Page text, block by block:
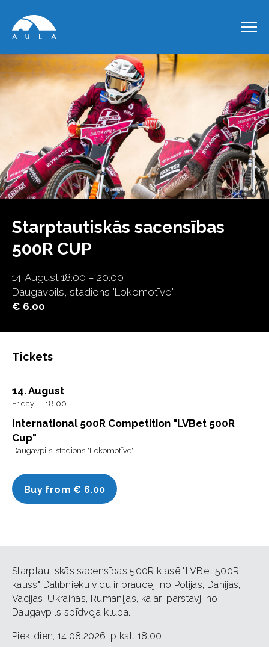
Starptautiskās sacensības
500R CUP
14. August 18:00 – 20:00
Daugavpils, stadions "Lokomotīve"
€ 6.00
Tickets
14. August
Friday — 18.00
International 500R Competition "LVBet 500R
Cup"
Daugavpils, stadions "Lokomotīve"
Buy from € 6.00
Starptautiskās sacensības 500R klasē "LVBet 500R
kauss" Dalībnieku vidū ir braucēji no Polijas, Dānijas,
Vācijas, Ukrainas, Rumānijas, ka arī pārstāvji no
Daugavpils spīdveja kluba.
Piektdien, 14.08.2026. plkst. 18.00